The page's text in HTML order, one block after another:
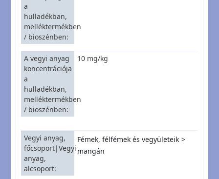
a
hulladékban,
melléktermékben
/ bioszénben
A vegyi anyag
koncentrációja
a
hulladékban,
melléktermékben
/ bioszénben
10 mg/kg
Vegyi anyag,
főcsoport|Vegyi
anyag,
alcsoport
Fémek, félfémek és vegyületeik
mangán